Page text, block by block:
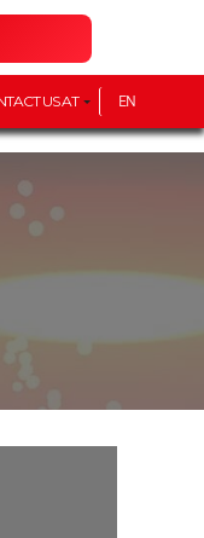
US AT EN